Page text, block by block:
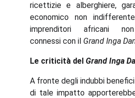
ricettizie e alberghiere,
economico non
imprenditori africani
connessi con il Grand Inga
Le criticità del Grand Inga
A fronte degli indubbi
di tale impatto